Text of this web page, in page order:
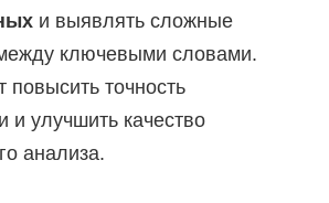
и выявлять сложные
ключевыми словами.
повысить точность
и улучшить качество
анализа.